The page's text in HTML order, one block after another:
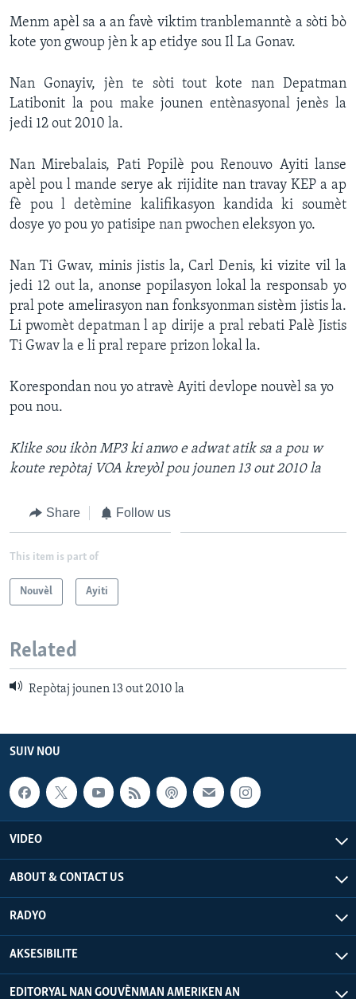
Menm apèl sa a an favè viktim tranblemanntè a sòti bò
kote yon gwoup jèn k ap etidye sou Il La Gonav.
Nan Gonayiv, jèn te sòti tout kote nan Depatman
Latibonit la pou make jounen entènasyonal jenès la
jedi 12 out 2010 la.
Nan Mirebalais, Pati Popilè pou Renouvo Ayiti lanse
apèl pou l mande serye ak rijidite nan travay KEP a ap
fè pou l detèmine kalifikasyon kandida ki soumèt
dosye yo pou yo patisipe nan pwochen eleksyon yo.
Nan Ti Gwav, minis jistis la, Carl Denis, ki vizite vil la
jedi 12 out la, anonse popilasyon lokal la responsab yo
pral pote amelirasyon nan fonksyonman sistèm jistis la.
Li pwomèt depatman l ap dirije a pral rebati Palè Jistis
Ti Gwav la e li pral repare prizon lokal la.
Korespondan nou yo atravè Ayiti devlope nouvèl sa yo
pou nou.
Klike sou ikòn MP3 ki anwo e adwat atik sa a pou w
koute repòtaj VOA kreyòl pou jounen 13 out 2010 la
Share Follow us
This item is part of
Nouvèl Ayiti
Related
Repòtaj jounen 13 out 2010 la
SUIV NOU
VIDEO
ABOUT & CONTACT US
RADYO
AKSESIBILITE
EDITORYAL NAN GOUVÈNMAN AMERIKEN AN